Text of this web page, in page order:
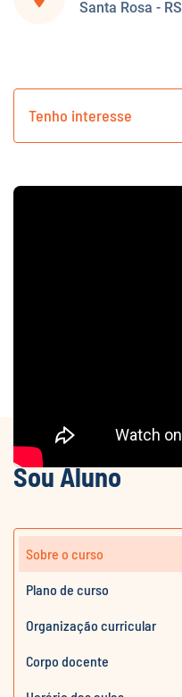
Santa Rosa - RS
Tenho interesse
Sou Aluno
Sobre o curso
Plano de curso
Organização curricular
Corpo docente